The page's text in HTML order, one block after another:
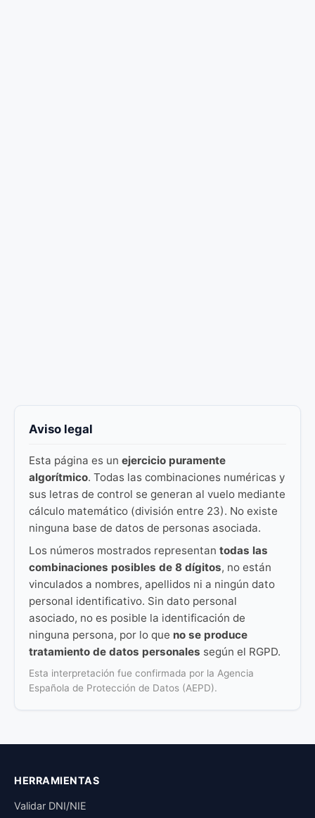
Aviso legal
Esta página es un ejercicio puramente
algorítmico. Todas las combinaciones numéricas y
sus letras de control se generan al vuelo mediante
cálculo matemático (división entre 23). No existe
ninguna base de datos de personas asociada.
Los números mostrados representan todas las
combinaciones posibles de 8 dígitos, no están
vinculados a nombres, apellidos ni a ningún dato
personal identificativo. Sin dato personal
asociado, no es posible la identificación de
ninguna persona, por lo que no se produce
tratamiento de datos personales según el RGPD.
Esta interpretación fue confirmada por la Agencia
Española de Protección de Datos (AEPD).
HERRAMIENTAS
Validar DNI/NIE